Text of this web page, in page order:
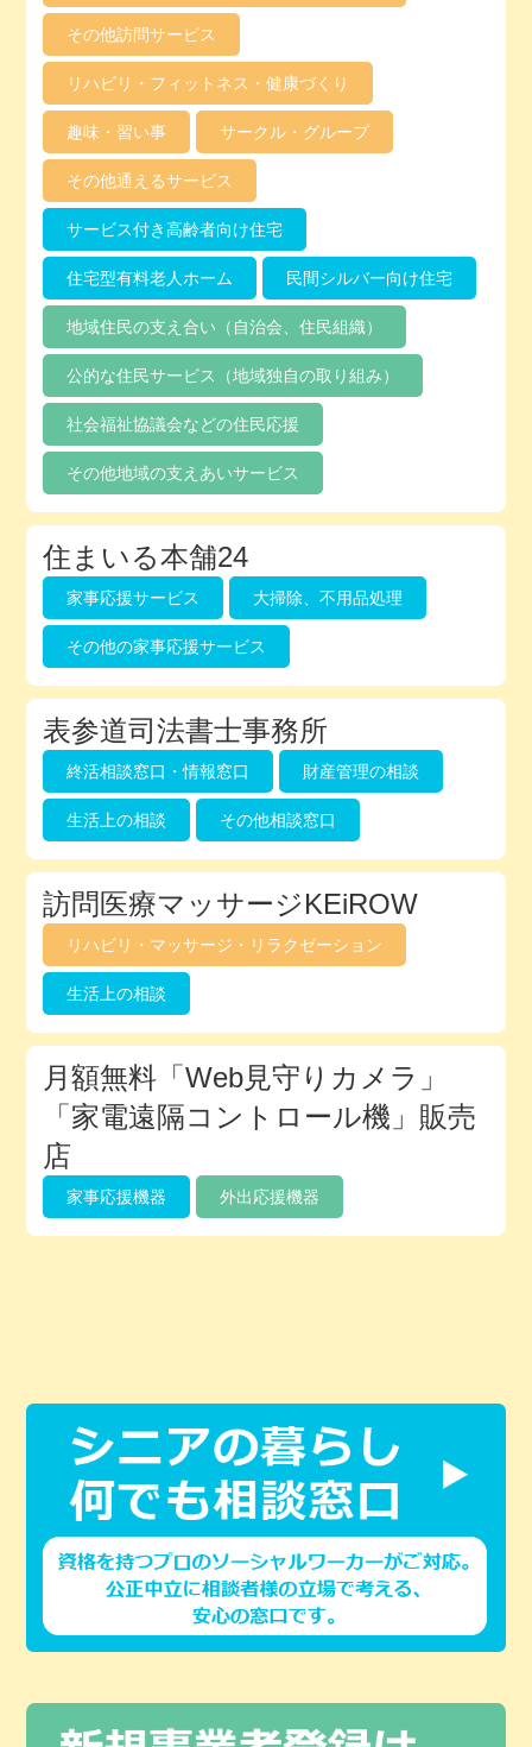
その他訪問サービス
リハビリ・フィットネス・健康づくり
趣味・習い事 サークル・グループ
その他通えるサービス
サービス付き高齢者向け住宅
住宅型有料老人ホーム 民間シルバー向け住宅
地域住民の支え合い（自治会、住民組織）
公的な住民サービス（地域独自の取り組み）
社会福祉協議会などの住民応援
その他地域の支えあいサービス
住まいる本舗24
家事応援サービス 大掃除、不用品処理
その他の家事応援サービス
表参道司法書士事務所
終活相談窓口・情報窓口 財産管理の相談
生活上の相談 その他相談窓口
訪問医療マッサージKEiROW
リハビリ・マッサージ・リラクゼーション
生活上の相談
月額無料「Web見守りカメラ」
「家電遠隔コントロール機」販売
店
家事応援機器 外出応援機器